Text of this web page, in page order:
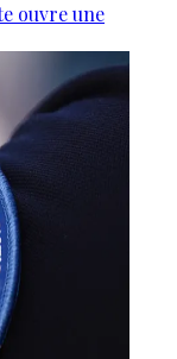
ouvre une